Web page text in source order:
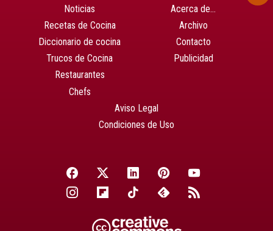
Noticias
Recetas de Cocina
Diccionario de cocina
Trucos de Cocina
Restaurantes
Chefs
Acerca de…
Archivo
Contacto
Publicidad
Aviso Legal
Condiciones de Uso